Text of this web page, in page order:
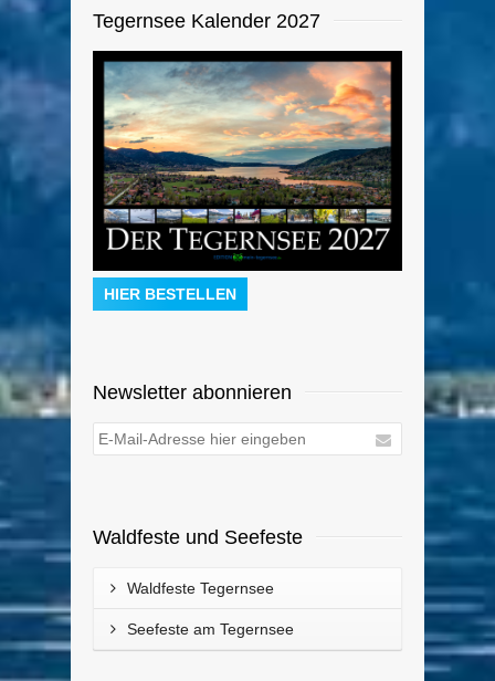
Tegernsee Kalender 2027
HIER BESTELLEN
Newsletter abonnieren
Waldfeste und Seefeste
Waldfeste Tegernsee
Seefeste am Tegernsee